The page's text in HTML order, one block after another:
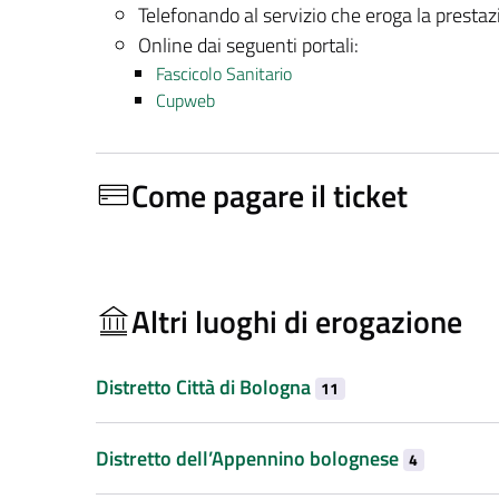
Telefonando al servizio che eroga la
Online dai seguenti portali:
Fascicolo Sanitario
Cupweb
Come pagare il ticket
Altri luoghi di erogazione
Distretto Città di Bologna 11
Distretto dell’Appennino bolognese 4